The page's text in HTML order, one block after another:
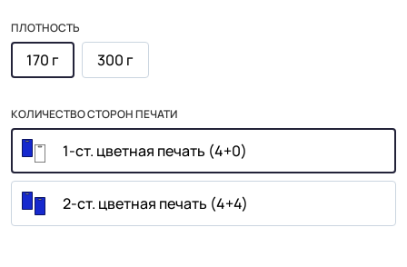
ПЛОТНОСТЬ
170 г 300 г
КОЛИЧЕСТВО СТОРОН ПЕЧАТИ
1-ст. цветная печать (4+0)
2-ст. цветная печать (4+4)